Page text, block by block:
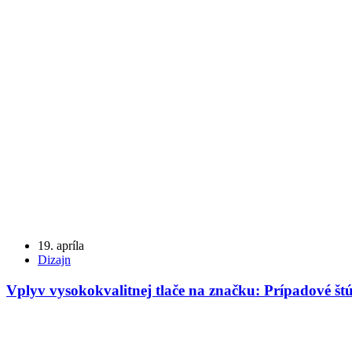
19. apríla
Dizajn
Vplyv vysokokvalitnej tlače na značku: Prípadové